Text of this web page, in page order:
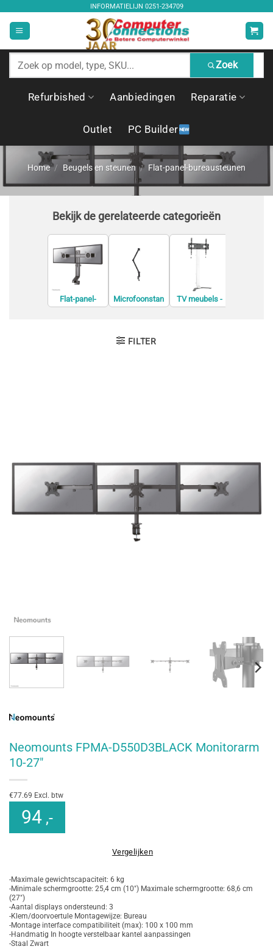
inhoud
INFORMATIELIJN 0251-234709
Zoek
producten
Zoek
Refurbished Aanbiedingen Reparatie
Outlet PC Builder
Home / Beugels en steunen / Flat-panel-bureausteunen
Bekijk de gerelateerde categorieën
Flat-panel-
bureausteunen
Microfoonstan
daards
TV meubels -
entertainment
FILTER
Neomounts FPMA-D550D3BLACK Monitorarm
10-27″
€77.69 Excl. btw
94 ,-
Vergelijken
-Maximale gewichtscapaciteit: 6 kg
-Minimale schermgrootte: 25,4 cm (10") Maximale schermgrootte: 68,6 cm
(27")
-Aantal displays ondersteund: 3
-Klem/doorvoertule Montagewijze: Bureau
-Montage interface compatibiliteit (max): 100 x 100 mm
-Handmatig In hoogte verstelbaar kantel aanpassingen
-Staal Zwart